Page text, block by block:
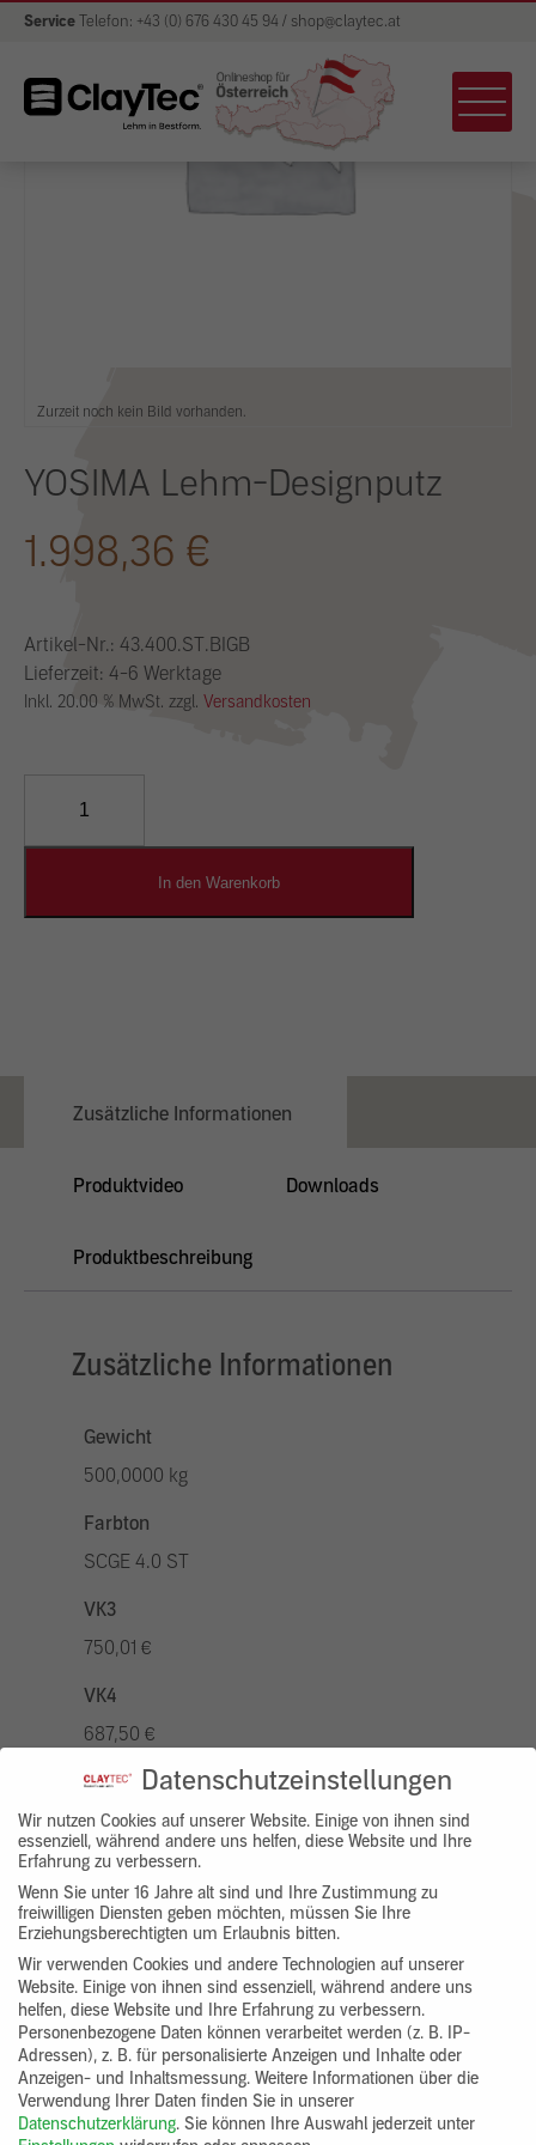
Service Telefon: +43 (0) 676 430 45 94 / shop@claytec.at
Zurzeit noch kein Bild vorhanden.
YOSIMA Lehm-Designputz
1.998,36 €
Artikel-Nr.: 43.400.ST.BIGB
Lieferzeit: 4-6 Werktage
Inkl. 20.00 % MwSt. zzgl. Versandkosten
Designputz
In den Warenkorb
Zusätzliche Informationen
Produktvideo Downloads
Produktbeschreibung
Zusätzliche Informationen
Gewicht
500,0000 kg
Farbton
SCGE 4.0 ST
VK3
750,01 €
VK4
687,50 €
VK5
875,01 €
VK7
625,00 €
Gruppenprodukt
yosima_designputz_bigb
Datenschutzeinstellungen
Wir nutzen Cookies auf unserer Website. Einige von ihnen sind
essenziell, während andere uns helfen, diese Website und Ihre
Erfahrung zu verbessern.
Wenn Sie unter 16 Jahre alt sind und Ihre Zustimmung zu
freiwilligen Diensten geben möchten, müssen Sie Ihre
Erziehungsberechtigten um Erlaubnis bitten.
Wir verwenden Cookies und andere Technologien auf unserer
Website. Einige von ihnen sind essenziell, während andere uns
helfen, diese Website und Ihre Erfahrung zu verbessern.
Personenbezogene Daten können verarbeitet werden (z. B. IP-
Adressen), z. B. für personalisierte Anzeigen und Inhalte oder
Anzeigen- und Inhaltsmessung. Weitere Informationen über die
Verwendung Ihrer Daten finden Sie in unserer
Datenschutzerklärung. Sie können Ihre Auswahl jederzeit unter